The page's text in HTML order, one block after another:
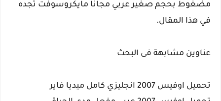
مضغوط بحجم صغير عربي مجانا مايكروسوفت تجده
في هذا المقال.
عناوين مشابهة فى البحث
تحميل اوفيس 2007 انجليزي كامل ميديا فاير